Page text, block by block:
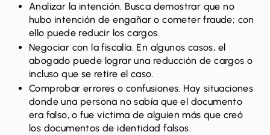
Analizar la intención. Busca demostrar que no
hubo intención de engañar o cometer fraude; con
ello puede reducir los cargos.
Negociar con la fiscalía. En algunos casos, el
abogado puede lograr una reducción de cargos o
incluso que se retire el caso.
Comprobar errores o confusiones. Hay situaciones
donde una persona no sabía que el documento
era falso, o fue víctima de alguien más que creó
los documentos de identidad falsos.